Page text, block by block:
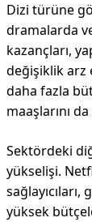
Dizi türüne
dramalarda
kazançları,
değişiklik arz
daha fazla
maaşlarını da
Sektördeki
yükselişi.
yüksek